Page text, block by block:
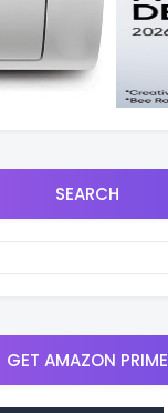
SEARCH
GET AMAZON PRIME